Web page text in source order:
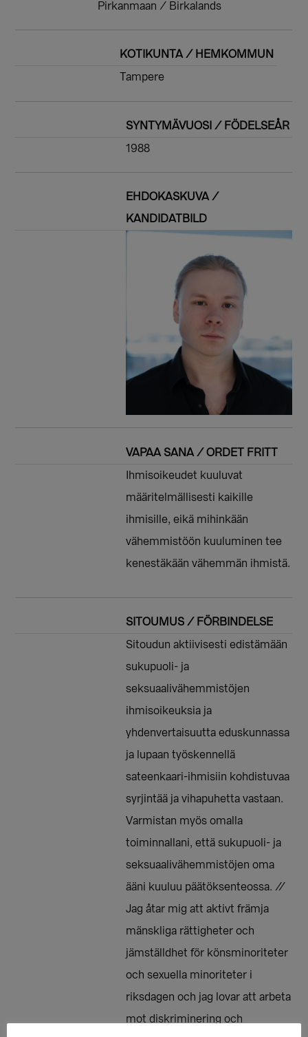
Pirkanmaan / Birkalands
KOTIKUNTA / HEMKOMMUN
Tampere
SYNTYMÄVUOSI / FÖDELSEÅR
1988
EHDOKASKUVA /
KANDIDATBILD
VAPAA SANA / ORDET FRITT
Ihmisoikeudet kuuluvat
määritelmällisesti kaikille
ihmisille, eikä mihinkään
vähemmistöön kuuluminen tee
kenestäkään vähemmän ihmistä.
SITOUMUS / FÖRBINDELSE
Sitoudun aktiivisesti edistämään
sukupuoli- ja
seksuaalivähemmistöjen
ihmisoikeuksia ja
yhdenvertaisuutta eduskunnassa
ja lupaan työskennellä
sateenkaari-ihmisiin kohdistuvaa
syrjintää ja vihapuhetta vastaan.
Varmistan myös omalla
toiminnallani, että sukupuoli- ja
seksuaalivähemmistöjen oma
ääni kuuluu päätöksenteossa. //
Jag åtar mig att aktivt främja
mänskliga rättigheter och
jämställdhet för könsminoriteter
och sexuella minoriteter i
riksdagen och jag lovar att arbeta
mot diskriminering och